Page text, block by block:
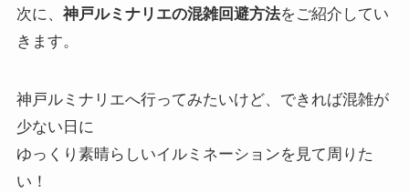
次に、 神戸ルミナリエの混雑回避方法をご紹介してい
きます。
神戸ルミナリエへ行ってみたいけど、できれば混雑が
少ない日に
ゆっくり素晴らしいイルミネーションを見て周りた
い！